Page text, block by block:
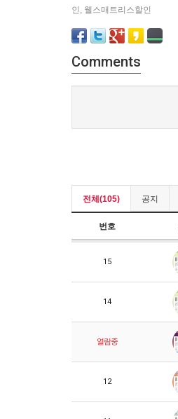
인 , 웰스매트리스할인
Comments
전체(105) 공지
번호
15
14
열람중
12